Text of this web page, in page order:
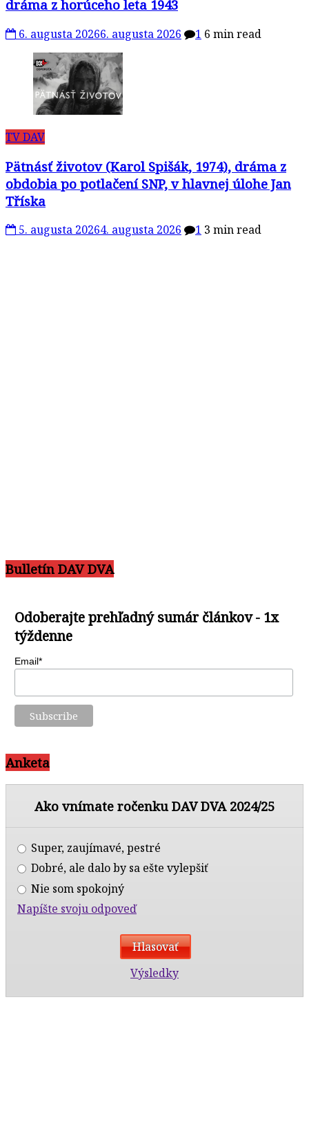
dráma z horúceho leta 1943
6. augusta 20266. augusta 2026 1 6 min read
TV DAV
Pätnásť životov (Karol Spišák, 1974), dráma z
obdobia po potlačení SNP, v hlavnej úlohe Jan
Tříska
5. augusta 20264. augusta 2026 1 3 min read
Bulletín DAV DVA
Odoberajte prehľadný sumár článkov - 1x
týždenne
Email*
Anketa
Ako vnímate ročenku DAV DVA 2024/25
Super, zaujímavé, pestré
Dobré, ale dalo by sa ešte vylepšiť
Nie som spokojný
Napíšte svoju odpoveď
Výsledky